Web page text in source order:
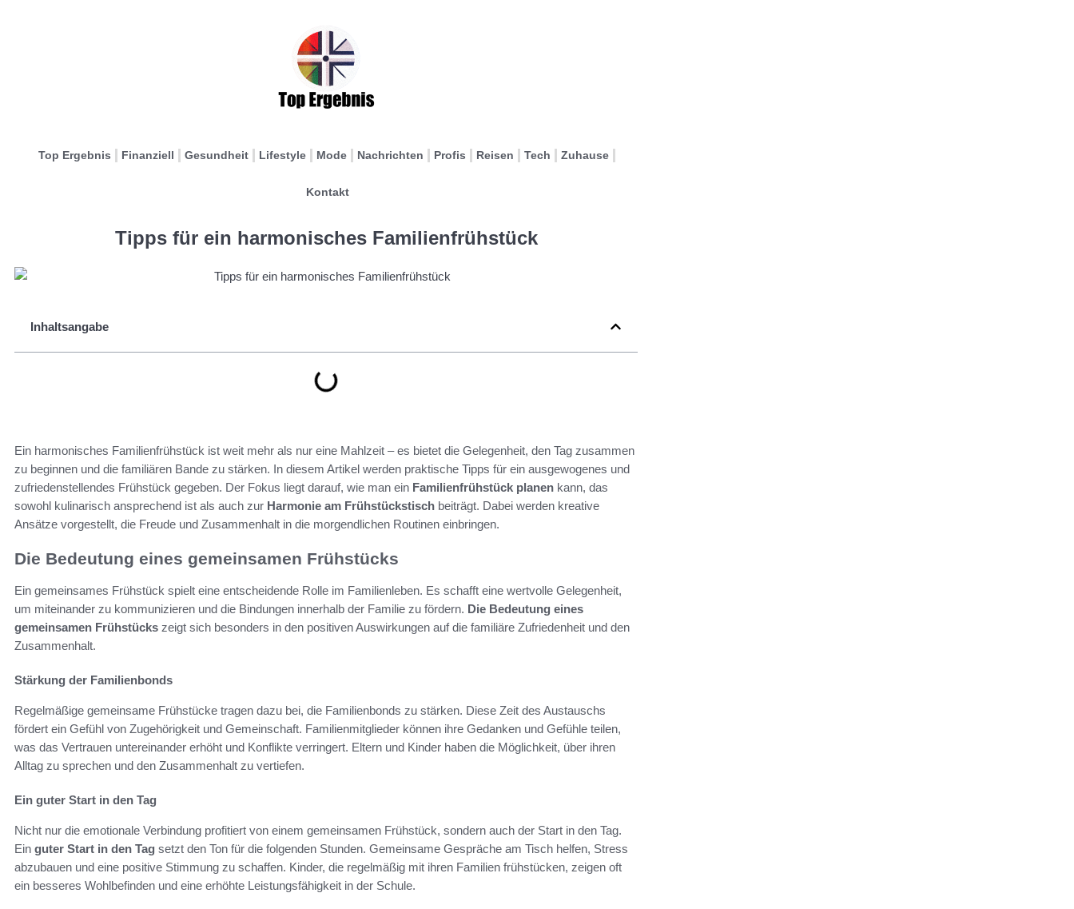
Top Ergebnis Finanziell Gesundheit Lifestyle Mode Nachrichten Profis Reisen Tech Zuhause
Kontakt
Tipps für ein harmonisches Familienfrühstück
Inhaltsangabe
Ein harmonisches Familienfrühstück ist weit mehr als nur eine Mahlzeit – es bietet die Gelegenheit, den Tag zusammen
zu beginnen und die familiären Bande zu stärken. In diesem Artikel werden praktische Tipps für ein ausgewogenes und
zufriedenstellendes Frühstück gegeben. Der Fokus liegt darauf, wie man ein Familienfrühstück planen kann, das
sowohl kulinarisch ansprechend ist als auch zur Harmonie am Frühstückstisch beiträgt. Dabei werden kreative
Ansätze vorgestellt, die Freude und Zusammenhalt in die morgendlichen Routinen einbringen.
Die Bedeutung eines gemeinsamen Frühstücks
Ein gemeinsames Frühstück spielt eine entscheidende Rolle im Familienleben. Es schafft eine wertvolle Gelegenheit,
um miteinander zu kommunizieren und die Bindungen innerhalb der Familie zu fördern. Die Bedeutung eines
gemeinsamen Frühstücks zeigt sich besonders in den positiven Auswirkungen auf die familiäre Zufriedenheit und den
Zusammenhalt.
Stärkung der Familienbonds
Regelmäßige gemeinsame Frühstücke tragen dazu bei, die Familienbonds zu stärken. Diese Zeit des Austauschs
fördert ein Gefühl von Zugehörigkeit und Gemeinschaft. Familienmitglieder können ihre Gedanken und Gefühle teilen,
was das Vertrauen untereinander erhöht und Konflikte verringert. Eltern und Kinder haben die Möglichkeit, über ihren
Alltag zu sprechen und den Zusammenhalt zu vertiefen.
Ein guter Start in den Tag
Nicht nur die emotionale Verbindung profitiert von einem gemeinsamen Frühstück, sondern auch der Start in den Tag.
Ein guter Start in den Tag setzt den Ton für die folgenden Stunden. Gemeinsame Gespräche am Tisch helfen, Stress
abzubauen und eine positive Stimmung zu schaffen. Kinder, die regelmäßig mit ihren Familien frühstücken, zeigen oft
ein besseres Wohlbefinden und eine erhöhte Leistungsfähigkeit in der Schule.